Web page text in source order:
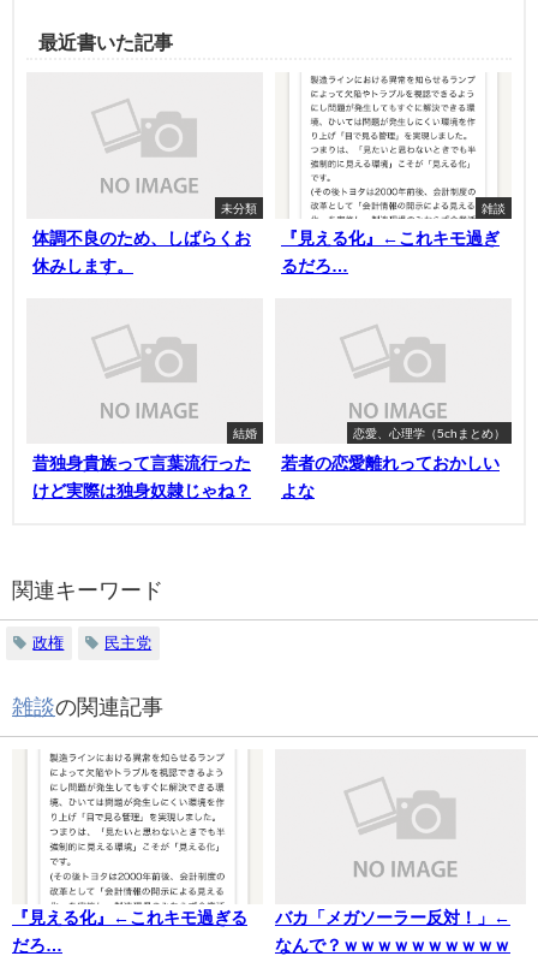
最近書いた記事
未分類
体調不良のため、しばらくお
休みします。
雑談
『見える化』←これキモ過ぎ
るだろ…
結婚
昔独身貴族って言葉流行った
けど実際は独身奴隷じゃね？
恋愛、心理学（5chまとめ）
若者の恋愛離れっておかしい
よな
関連キーワード
政権 民主党
雑談の関連記事
『見える化』←これキモ過ぎる
だろ…
バカ「メガソーラー反対！」←
なんで？ｗｗｗｗｗｗｗｗｗｗ